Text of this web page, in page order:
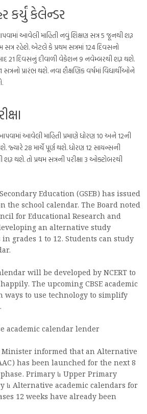
કર્યું કેલેન્ડર
આપવામાં આવેલી માહિતી નવું શિક્ષણ સત્ર 5 જૂનથી શરૂ
રહેશે. એટલે કે પ્રથમ સત્રમાં 124 દિવસનો
21 દિવસનું દીવાળી વેકેશન 9 નવેમ્બરથી શરૂ થશે.
પ્રારંભ થશે. નવા શૈક્ષણિક વર્ષમાં વિદ્યાર્થીઓને
આપવામાં આવેલી માહિતી પ્રમાણે ધોરણ 10 અને 12ની
થશે. જ્યારે 28 માર્ચે પૂર્ણ થશે. ધોરણ 12 સાયન્સની
શરૂ થશે. તો પ્રથમ સત્રની પરીક્ષા 3 ઓક્ટોબરથી
Education (GSEB) has issued
the school calendar. The Board noted
for Educational Research and
an alternative study
grades 1 to 12. Students can study
will be developed by NCERT to
The upcoming CBSE academic
ways to use technology to simplify
academic calendar lender
informed that an Alternative
has been launched for the next 8
Primary և Upper Primary
և Alternative academic calendars for
12 weeks have already been